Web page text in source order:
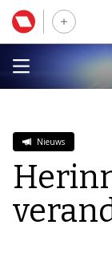
Nieuws